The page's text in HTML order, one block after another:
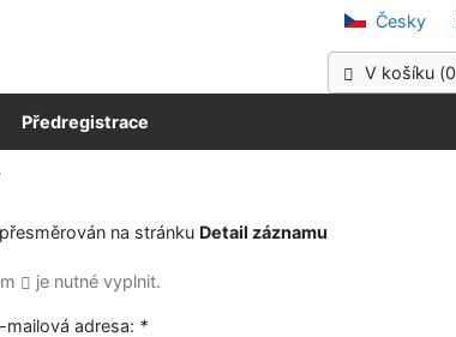
Česky
V košíku (0
Předregistrace
na stránku Detail záznamu
je nutné vyplnit.
adresa: *